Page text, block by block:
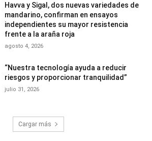
Havva y Sigal, dos nuevas variedades de
mandarino, confirman en ensayos
independientes su mayor resistencia
frente a la araña roja
agosto 4, 2026
“Nuestra tecnología ayuda a reducir
riesgos y proporcionar tranquilidad”
julio 31, 2026
Cargar más